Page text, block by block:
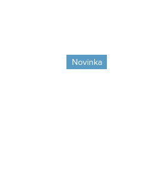
Novinka